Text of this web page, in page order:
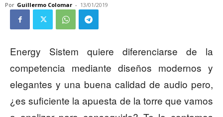
Por Guillermo Colomar - 13/01/2019
Energy Sistem quiere diferenciarse de la
competencia mediante diseños modernos y
elegantes y una buena calidad de audio pero,
¿es suficiente la apuesta de la torre que vamos